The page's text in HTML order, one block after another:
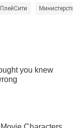
ПлейСити